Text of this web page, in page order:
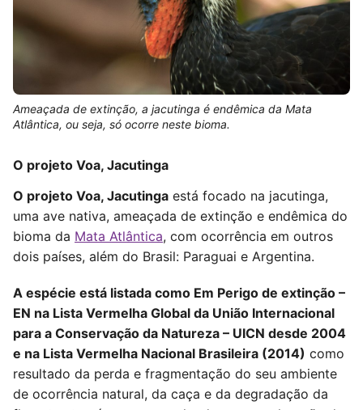
Ameaçada de extinção, a jacutinga é endêmica da Mata
Atlântica, ou seja, só ocorre neste bioma.
O projeto Voa, Jacutinga
O projeto Voa, Jacutinga está focado na jacutinga,
uma ave nativa, ameaçada de extinção e endêmica do
bioma da Mata Atlântica, com ocorrência em outros
dois países, além do Brasil: Paraguai e Argentina.
A espécie está listada como Em Perigo de extinção –
EN na Lista Vermelha Global da União Internacional
para a Conservação da Natureza – UICN desde 2004
e na Lista Vermelha Nacional Brasileira (2014) como
resultado da perda e fragmentação do seu ambiente
de ocorrência natural, da caça e da degradação da